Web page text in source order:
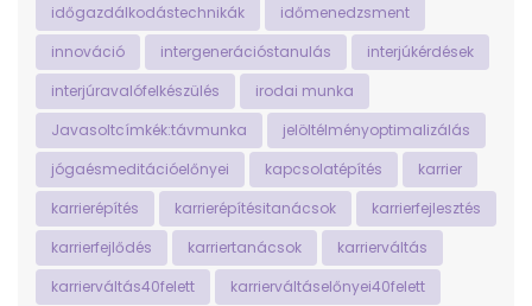
időgazdálkodástechnikák
időmenedzsment
innováció
intergenerációstanulás
interjúkérdések
interjúravalófelkészülés
irodai munka
Javasoltcímkék:távmunka
jelöltélményoptimalizálás
jógaésmeditációelőnyei
kapcsolatépítés
karrier
karrierépítés
karrierépítésitanácsok
karrierfejlesztés
karrierfejlődés
karriertanácsok
karrierváltás
karrierváltás40felett
karrierváltáselőnyei40felett